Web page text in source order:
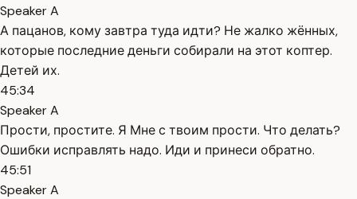
Speaker A
А пацанов, кому завтра туда идти? Не жалко жённых,
которые последние деньги собирали на этот коптер.
Детей их.
45:34
Speaker A
Прости, простите. Я Мне с твоим прости. Что делать?
Ошибки исправлять надо. Иди и принеси обратно.
45:51
Speaker A